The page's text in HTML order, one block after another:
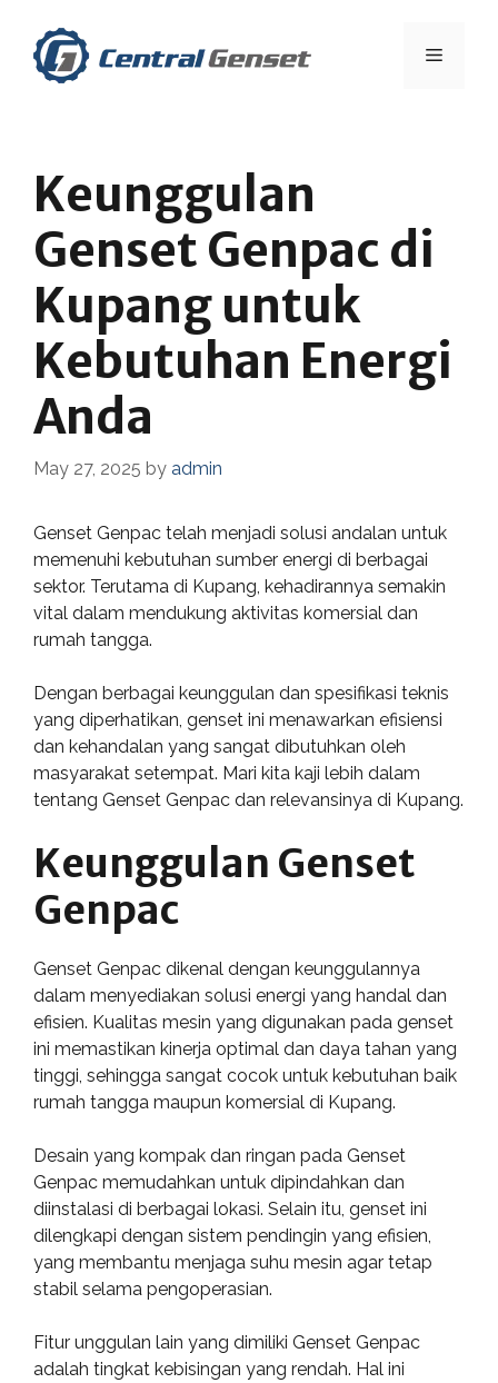
content
Menu
Keunggulan
Genset Genpac di
Kupang untuk
Kebutuhan Energi
Anda
May 27, 2025 by admin
Genset Genpac telah menjadi solusi andalan untuk
memenuhi kebutuhan sumber energi di berbagai
sektor. Terutama di Kupang, kehadirannya semakin
vital dalam mendukung aktivitas komersial dan
rumah tangga.
Dengan berbagai keunggulan dan spesifikasi teknis
yang diperhatikan, genset ini menawarkan efisiensi
dan kehandalan yang sangat dibutuhkan oleh
masyarakat setempat. Mari kita kaji lebih dalam
tentang Genset Genpac dan relevansinya di Kupang.
Keunggulan Genset
Genpac
Genset Genpac dikenal dengan keunggulannya
dalam menyediakan solusi energi yang handal dan
efisien. Kualitas mesin yang digunakan pada genset
ini memastikan kinerja optimal dan daya tahan yang
tinggi, sehingga sangat cocok untuk kebutuhan baik
rumah tangga maupun komersial di Kupang.
Desain yang kompak dan ringan pada Genset
Genpac memudahkan untuk dipindahkan dan
diinstalasi di berbagai lokasi. Selain itu, genset ini
dilengkapi dengan sistem pendingin yang efisien,
yang membantu menjaga suhu mesin agar tetap
stabil selama pengoperasian.
Fitur unggulan lain yang dimiliki Genset Genpac
adalah tingkat kebisingan yang rendah. Hal ini